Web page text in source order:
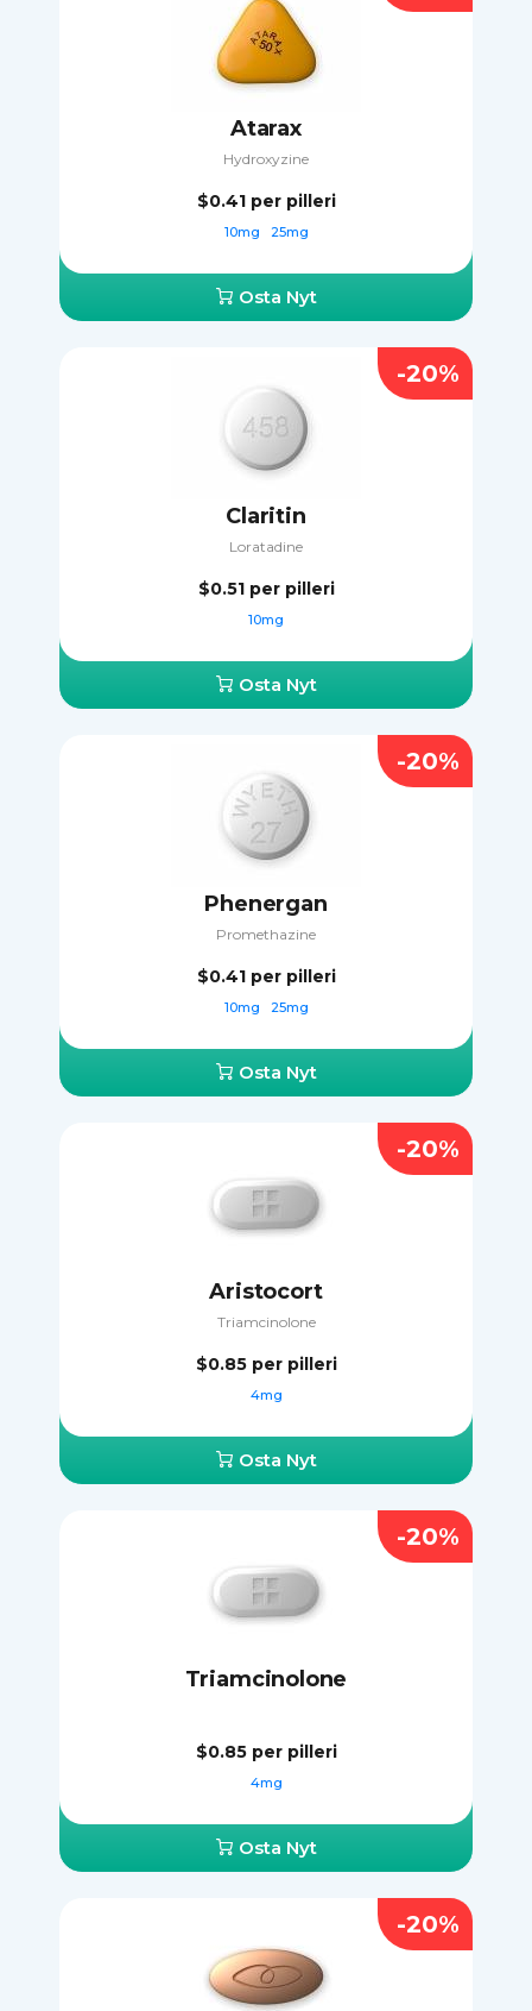
Atarax
Hydroxyzine
$0.41 per pilleri
10mg 25mg
Osta Nyt
Claritin
Loratadine
$0.51 per pilleri
10mg
Osta Nyt
-20%
Phenergan
Promethazine
$0.41 per pilleri
10mg 25mg
Osta Nyt
-20%
Aristocort
Triamcinolone
$0.85 per pilleri
4mg
Osta Nyt
-20%
Triamcinolone
$0.85 per pilleri
4mg
Osta Nyt
-20%
-20%